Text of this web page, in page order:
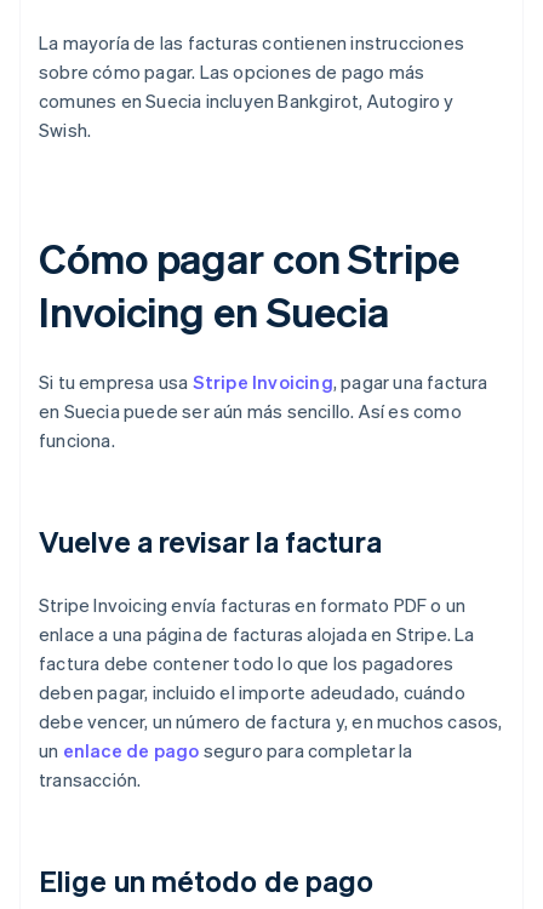
La mayoría de las facturas contienen instrucciones
sobre cómo pagar. Las opciones de pago más
comunes en Suecia incluyen Bankgirot, Autogiro y
Swish.
Cómo pagar con Stripe
Invoicing en Suecia
Si tu empresa usa Stripe Invoicing, pagar una factura
en Suecia puede ser aún más sencillo. Así es como
funciona.
Vuelve a revisar la factura
Stripe Invoicing envía facturas en formato PDF o un
enlace a una página de facturas alojada en Stripe. La
factura debe contener todo lo que los pagadores
deben pagar, incluido el importe adeudado, cuándo
debe vencer, un número de factura y, en muchos casos,
un enlace de pago seguro para completar la
transacción.
Elige un método de pago